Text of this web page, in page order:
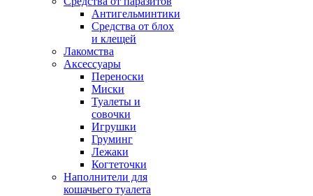
Антигельминтики
Средства от блох
и клещей
Лакомства
Аксессуары
Переноски
Миски
Туалеты и
совочки
Игрушки
Груминг
Лежаки
Когтеточки
Наполнители для
кошачьего туалета